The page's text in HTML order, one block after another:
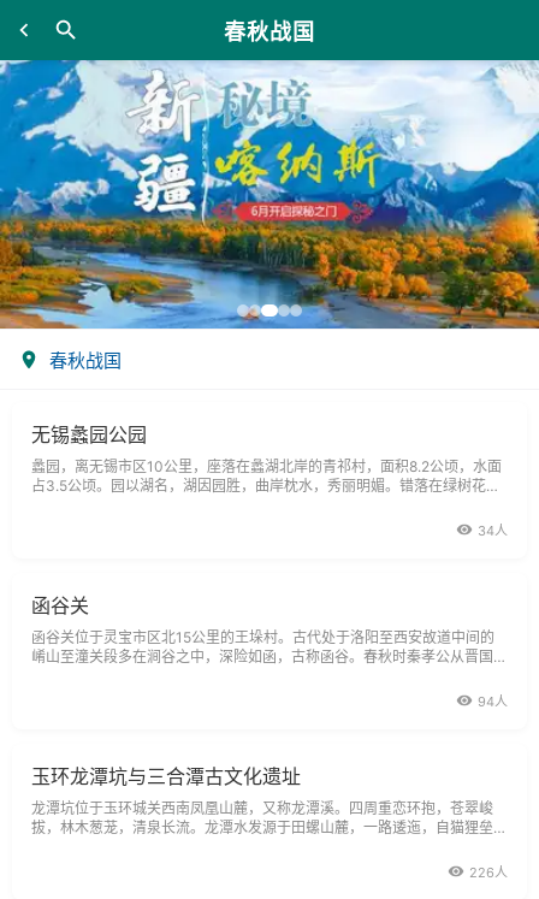
春秋战国
春秋战国
无锡蠡园公园
蠡园，离无锡市区10公里，座落在蠡湖北岸的青祁村，面积8.2公顷，水面
占3.5公顷。园以湖名，湖因园胜，曲岸枕水，秀丽明媚。错落在绿树花影
此建青祁八景。1927年，同村民族工商界人士王禹卿慨慕范大夫蠡之为人34人
函谷关
函谷关位于灵宝市区北15公里的王垛村。古代处于洛阳至西安故道中间的
崤山至潼关段多在涧谷之中，深险如函，古称函谷。春秋时秦孝公从晋国手
车通行，素有一夫当关、万夫莫开之说。公元前241年，楚、赵、韩、卫诸
94人
玉环龙潭坑与三合潭古文化遗址
龙潭坑位于玉环城关西南凤凰山麓，又称龙潭溪。四周重恋环抱，苍翠峻
拔，林木葱茏，清泉长流。龙潭水发源于田螺山麓，一路逶迤，自猫狸垒山
226人